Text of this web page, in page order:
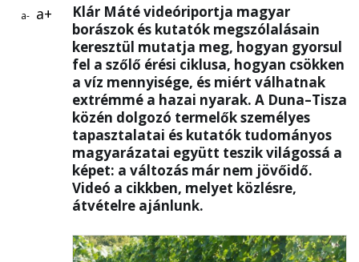
a- a+
Klár Máté videóriportja magyar
borászok és kutatók megszólalásain
keresztül mutatja meg, hogyan gyorsul
fel a szőlő érési ciklusa, hogyan csökken
a víz mennyisége, és miért válhatnak
extrémmé a hazai nyarak. A Duna–Tisza
közén dolgozó termelők személyes
tapasztalatai és kutatók tudományos
magyarázatai együtt teszik világossá a
képet: a változás már nem jövőidő.
Videó a cikkben, melyet közlésre,
átvételre ajánlunk.